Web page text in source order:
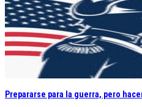
Prepararse para la guerra, pero